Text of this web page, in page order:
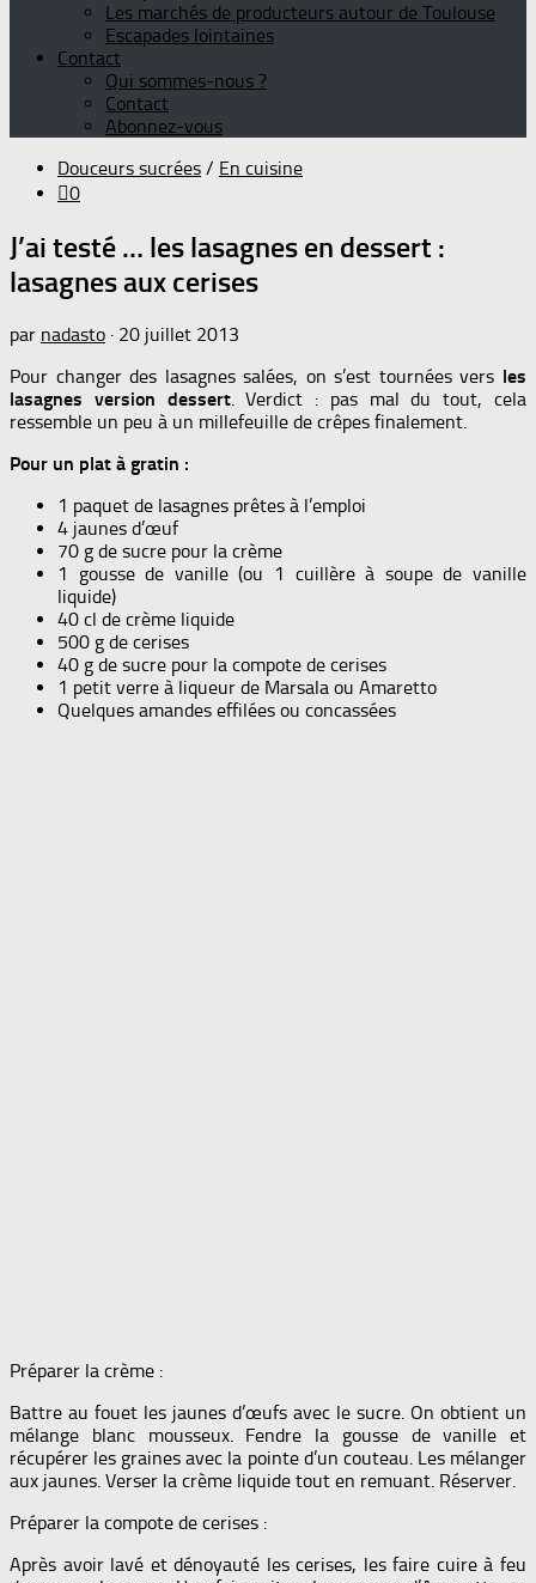
Les marchés de producteurs autour de Toulouse
Escapades lointaines
Contact
Qui sommes-nous ?
Contact
Abonnez-vous
Douceurs sucrées / En cuisine
0
J’ai testé … les lasagnes en dessert :
lasagnes aux cerises
par nadasto · 20 juillet 2013
Pour changer des lasagnes salées, on s’est tournées vers les
lasagnes version dessert. Verdict : pas mal du tout, cela
ressemble un peu à un millefeuille de crêpes finalement.
Pour un plat à gratin :
1 paquet de lasagnes prêtes à l’emploi
4 jaunes d’œuf
70 g de sucre pour la crème
1 gousse de vanille (ou 1 cuillère à soupe de vanille
liquide)
40 cl de crème liquide
500 g de cerises
40 g de sucre pour la compote de cerises
1 petit verre à liqueur de Marsala ou Amaretto
Quelques amandes effilées ou concassées
Préparer la crème :
Battre au fouet les jaunes d’œufs avec le sucre. On obtient un
mélange blanc mousseux. Fendre la gousse de vanille et
récupérer les graines avec la pointe d’un couteau. Les mélanger
aux jaunes. Verser la crème liquide tout en remuant. Réserver.
Préparer la compote de cerises :
Après avoir lavé et dénoyauté les cerises, les faire cuire à feu